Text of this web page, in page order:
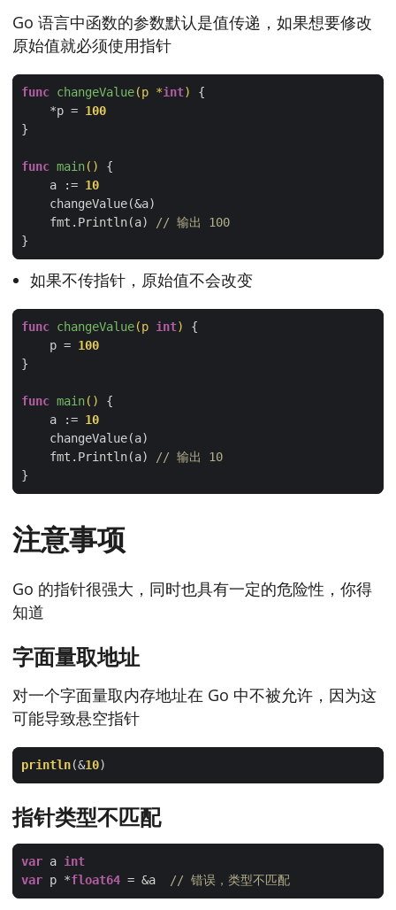
Go 语言中函数的参数默认是值传递，如果想要修改
原始值就必须使用指针
func changeValue(p *int)
    *p =
100
func main()
    a :=
10
    fmt.Println(a)
// 输出 100
如果不传指针，原始值不会改变
func changeValue(p int)
    p =
100
func main()
    a :=
10
    fmt.Println(a)
// 输出 10
注意事项
Go 的指针很强大，同时也具有一定的危险性，你得
知道
字面量取地址
对一个字面量取内存地址在 Go 中不被允许，因为这
可能导致悬空指针
println(&10
指针类型不匹配
var a int
var p *float64 = &a // 错误，类型不匹配